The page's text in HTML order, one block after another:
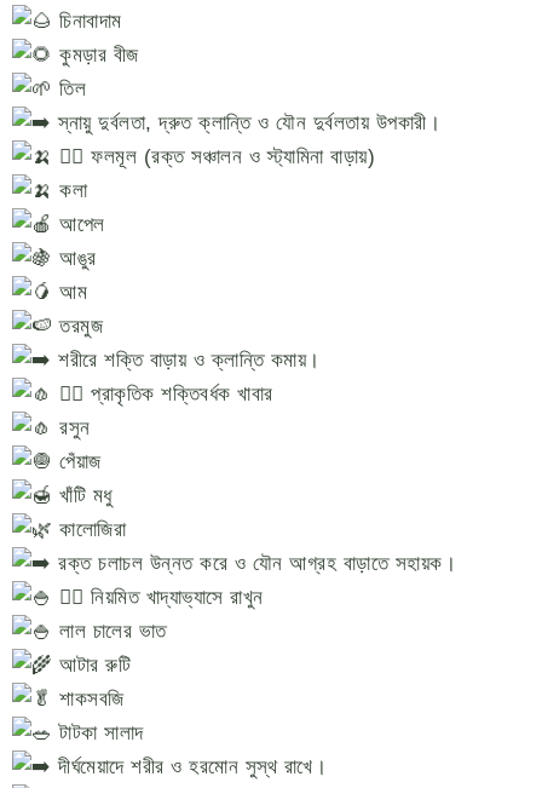
চিনাবাদাম
কুমড়ার বীজ
তিল
স্নায়ু দুর্বলতা, দ্রুত ক্লান্তি ও যৌন দুর্বলতায় উপকারী।
৩️⃣ ফলমূল (রক্ত সঞ্চালন ও স্ট্যামিনা বাড়ায়)
কলা
আপেল
আঙুর
আম
তরমুজ
শরীরে শক্তি বাড়ায় ও ক্লান্তি কমায়।
৪️⃣ প্রাকৃতিক শক্তিবর্ধক খাবার
রসুন
পেঁয়াজ
খাঁটি মধু
কালোজিরা
রক্ত চলাচল উন্নত করে ও যৌন আগ্রহ বাড়াতে সহায়ক।
৫️⃣ নিয়মিত খাদ্যাভ্যাসে রাখুন
লাল চালের ভাত
আটার রুটি
শাকসবজি
টাটকা সালাদ
দীর্ঘমেয়াদে শরীর ও হরমোন সুস্থ রাখে।